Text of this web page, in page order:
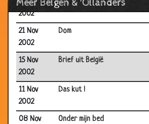
Meer Belgen & 'Ollanders
2002
21 Nov
2002
Dom
15 Nov
2002
Brief uit België
11 Nov
2002
Das kut !
08 Nov
Onder mijn bed